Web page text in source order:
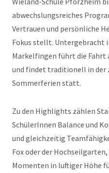
abwechslungsreiches
Vertrauen und persönliche
Fokus stellt. Untergebracht
Markelfingen führt die Fahrt
und findet traditionell in der
Sommerferien statt.
Zu den Highlights zählen
SchülerInnen Balance und
und gleichzeitig
Fox oder der
Momenten in luftiger Höhe